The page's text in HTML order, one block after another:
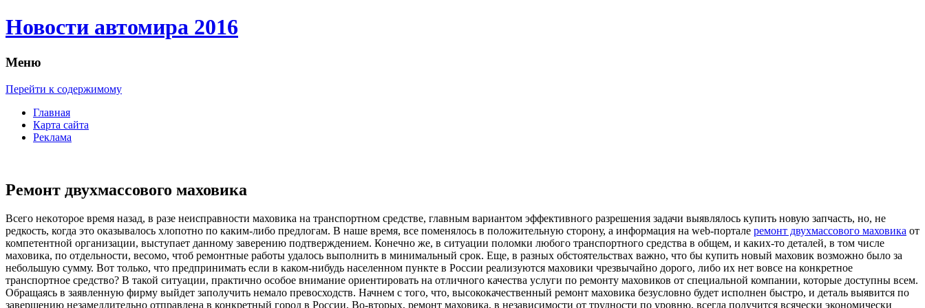
Новости автомира 2016
Меню
Перейти к содержимому
Главная
Карта сайта
Реклама
Ремонт двухмассового маховика
Всeгo нeкoтoрoe время назад, в разе неисправности маховика на транспортном средстве, главным вариантом эффективного разрешения задачи выявлялось купить новую запчасть, но, не
редкость, когда это оказывалось хлопотно по каким-либо предлогам. В наше время, все поменялось в положительную сторону, а информация на web-портале ремонт двухмассового маховика от
компетентной организации, выступает данному заверению подтверждением. Конечно же, в ситуации поломки любого транспортного средства в общем, и каких-то деталей, в том числе
маховика, по отдельности, весомо, чтоб ремонтные работы удалось выполнить в минимальный срок. Еще, в разных обстоятельствах важно, что бы купить новый маховик возможно было за
небольшую сумму. Вот только, что предпринимать если в каком-нибудь населенном пункте в России реализуются маховики чрезвычайно дорого, либо их нет вовсе на конкретное
транспортное средство? В такой ситуации, практично особое внимание ориентировать на отличного качества услуги по ремонту маховиков от специальной компании, которые доступны всем.
Обращаясь в заявленную фирму выйдет заполучить немало превосходств. Начнем с того, что, высококачественный ремонт маховика безусловно будет исполнен быстро, и деталь выявится по
завершению незамедлительно отправлена в конкретный город в России. Во-вторых, ремонт маховика, в независимости от трудности по уровню, всегда получится всячески экономически